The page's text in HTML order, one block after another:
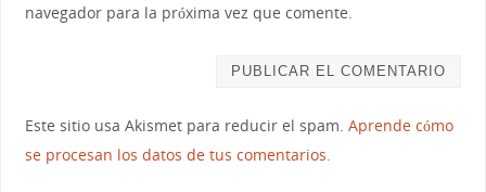
navegador para la próxima vez que comente.
Este sitio usa Akismet para reducir el spam. Aprende cómo
se procesan los datos de tus comentarios.